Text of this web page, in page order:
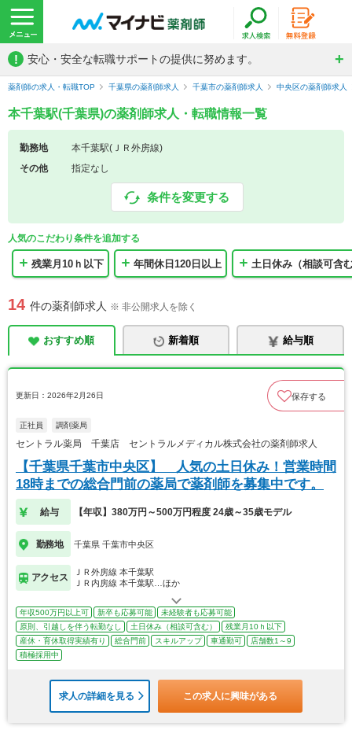
! 安心・安全な転職サポートの提供に努めます。
薬剤師の求人・転職TOP 千葉県の薬剤師求人 千葉市の薬剤師求人 中央区の薬剤師求人
本千葉駅(千葉県)の薬剤師求人・転職情報一覧
勤務地
本千葉駅(ＪＲ外房線)
その他
指定なし
条件を変更する
人気のこだわり条件を追加する
残業月10ｈ以下 年間休日120日以上 土日休み（相談可含
14 件の薬剤師求人 ※ 非公開求人を除く
おすすめ順 新着順 給与順
更新日：2026年2月26日 保存する
正社員 調剤薬局
セントラル薬局 千葉店 セントラルメディカル株式会社の薬剤師求人
【千葉県千葉市中央区】 人気の土日休み！営業時間
18時までの総合門前の薬局で薬剤師を募集中です。
給与 【年収】380万円～500万円程度 24歳～35歳モデル
勤務地 千葉県 千葉市中央区
アクセス
ＪＲ外房線 本千葉駅
ＪＲ内房線 本千葉駅…ほか
年収500万円以上可 新卒も応募可能
未経験者も応募可能
原則、引越しを伴う転勤なし
土日休み（相談可含む）
残業月10ｈ以下
産休・育休取得実績有り
総合門前 スキルアップ 車通勤可
店舗数1～9
積極採用中
求人の詳細を見る この求人に興味がある